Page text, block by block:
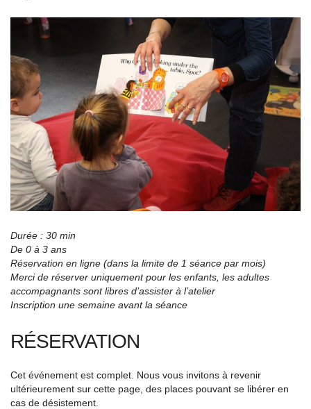
Durée : 30 min
De 0 à 3 ans
Réservation en ligne (dans la limite de 1 séance par mois)
Merci de réserver uniquement pour les enfants, les adultes
accompagnants sont libres d’assister à l’atelier
Inscription une semaine avant la séance
RÉSERVATION
Cet événement est complet. Nous vous invitons à revenir
ultérieurement sur cette page, des places pouvant se libérer en
cas de désistement.